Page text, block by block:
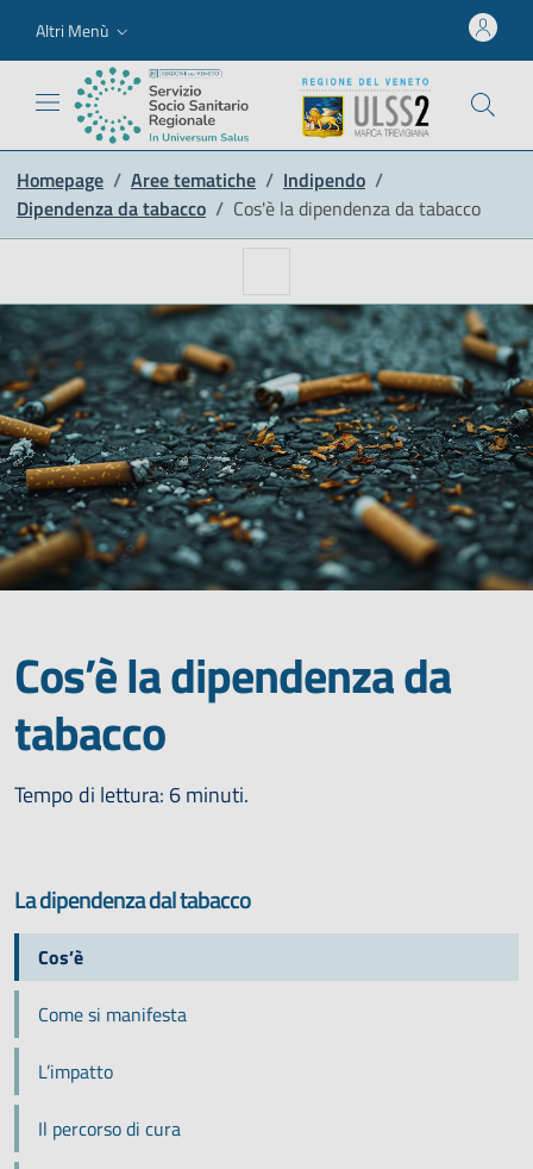
Altri Menù
Homepage / Aree tematiche / Indipendo /
Dipendenza da tabacco / Cos'è la dipendenza da tabacco
Cos’è la dipendenza da
tabacco
Tempo di lettura: 6 minuti.
La dipendenza dal tabacco
Cos’è
Come si manifesta
L’impatto
Il percorso di cura